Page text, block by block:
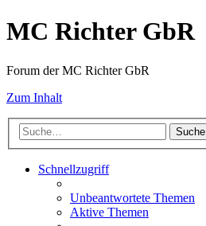
MC Richter GbR
Forum der MC Richter GbR
Zum Inhalt
Suche
Schnellzugriff
Unbeantwortete Themen
Aktive Themen